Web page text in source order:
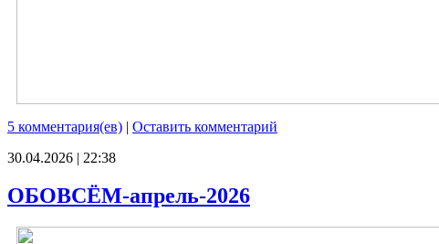
5 комментария(ев) | Оставить комментарий
30.04.2026 | 22:38
ОБОВСЁМ-апрель-2026